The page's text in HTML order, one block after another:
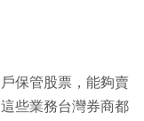
保管股票，能夠賣
些業務台灣券商都